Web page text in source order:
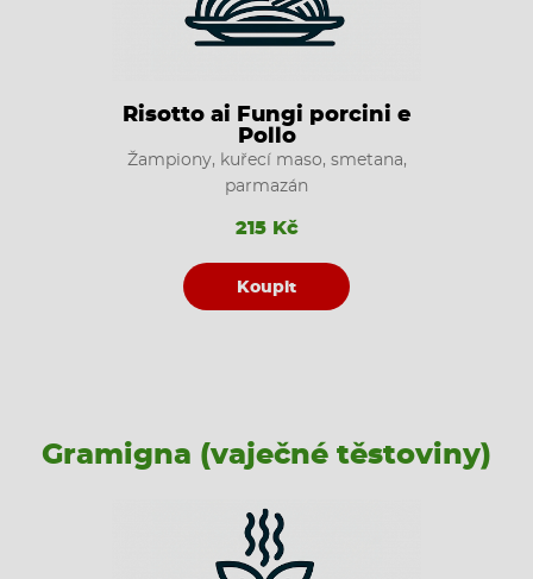
Risotto ai Fungi porcini e
Pollo
Žampiony, kuřecí maso, smetana,
parmazán
215 Kč
Koupit
Gramigna (vaječné těstoviny)